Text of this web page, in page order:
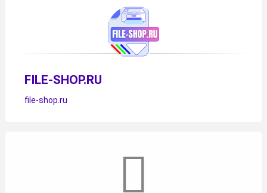
FILE-SHOP.RU
file-shop.ru